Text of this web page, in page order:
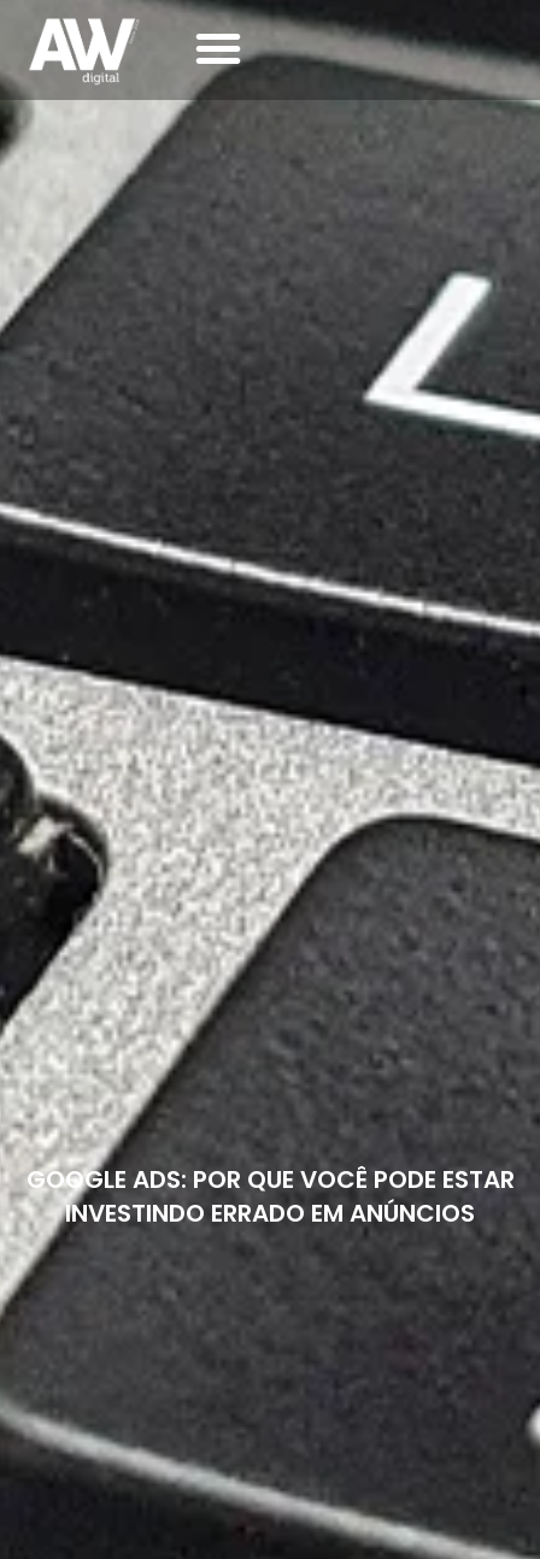
GOOGLE ADS: POR QUE VOCÊ PODE ESTAR
INVESTINDO ERRADO EM ANÚNCIOS